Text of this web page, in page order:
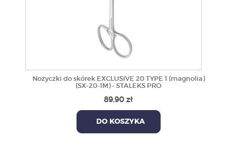
Nożyczki do skórek EXCLUSIVE 20 TYPE 1 (magnolia)
(SX-20-1M) - STALEKS PRO
89,90 zł
DO KOSZYKA